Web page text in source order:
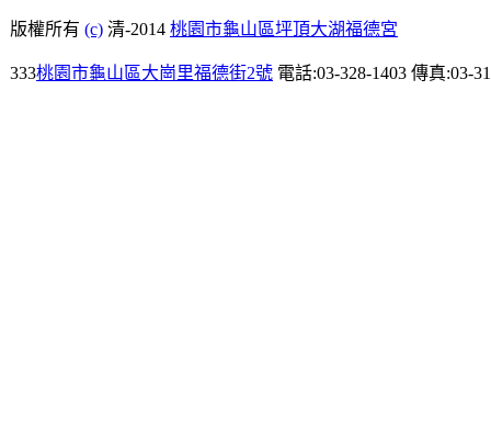
版權所有 (c) 清-2014 桃園市龜山區坪頂大湖福德宮
333桃園市龜山區大崗里福德街2號 電話:03-328-1403 傳真:03-